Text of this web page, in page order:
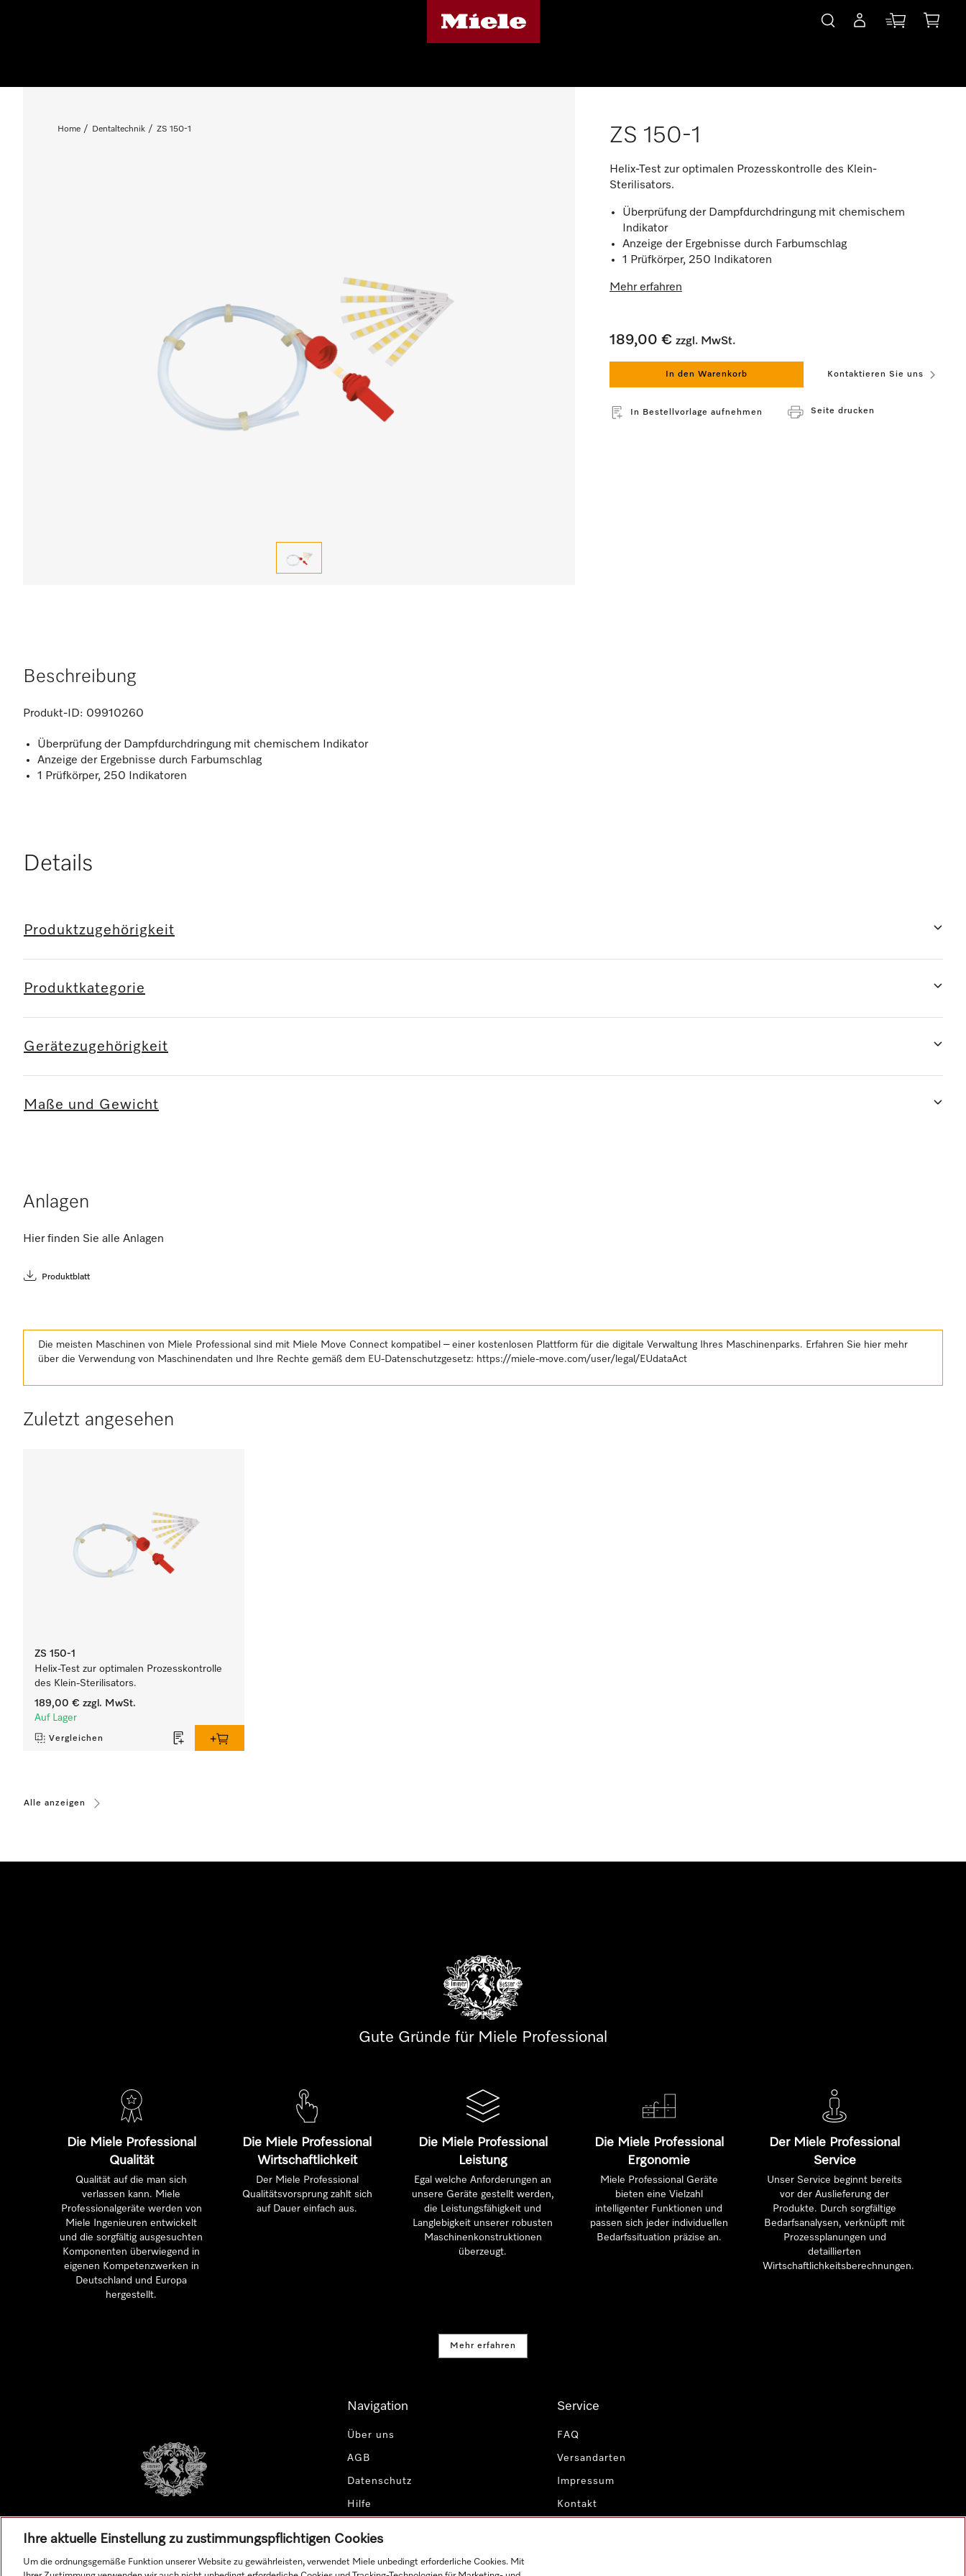
Home Dentaltechnik ZS 150-1 ZS 150-1
Helix-Test zur optimalen Prozesskontrolle des Klein-
Sterilisators.
Überprüfung der Dampfdurchdringung mit chemischem
Indikator
Anzeige der Ergebnisse durch Farbumschlag
1 Prüfkörper, 250 Indikatoren
Mehr erfahren
189,00 € zzgl. MwSt.
In den Warenkorb Kontaktieren Sie uns
In Bestellvorlage aufnehmen Seite drucken
Beschreibung
Produkt-ID: 09910260
Überprüfung der Dampfdurchdringung mit chemischem Indikator
Anzeige der Ergebnisse durch Farbumschlag
1 Prüfkörper, 250 Indikatoren
Details
Produktzugehörigkeit
Produktkategorie
Gerätezugehörigkeit
Maße und Gewicht
Anlagen
Hier finden Sie alle Anlagen
Produktblatt
Die meisten Maschinen von Miele Professional sind mit Miele Move Connect kompatibel – einer kostenlosen Plattform für die digitale Verwaltung Ihres Maschinenparks. Erfahren Sie hier mehr
über die Verwendung von Maschinendaten und Ihre Rechte gemäß dem EU-Datenschutzgesetz: https://miele-move.com/user/legal/EUdataAct
Zuletzt angesehen
ZS 150-1
Helix-Test zur optimalen Prozesskontrolle
des Klein-Sterilisators.
189,00 € zzgl. MwSt.
Auf Lager
Vergleichen
Alle anzeigen
Gute Gründe für Miele Professional
Die Miele Professional
Qualität
Qualität auf die man sich
verlassen kann. Miele
Professionalgeräte werden von
Miele Ingenieuren entwickelt
und die sorgfältig ausgesuchten
Komponenten überwiegend in
eigenen Kompetenzwerken in
Deutschland und Europa
hergestellt.
Die Miele Professional
Wirtschaftlichkeit
Der Miele Professional
Qualitätsvorsprung zahlt sich
auf Dauer einfach aus.
Die Miele Professional
Leistung
Egal welche Anforderungen an
unsere Geräte gestellt werden,
die Leistungsfähigkeit und
Langlebigkeit unserer robusten
Maschinenkonstruktionen
überzeugt.
Die Miele Professional
Ergonomie
Miele Professional Geräte
bieten eine Vielzahl
intelligenter Funktionen und
passen sich jeder individuellen
Bedarfssituation präzise an.
Der Miele Professional
Service
Unser Service beginnt bereits
vor der Auslieferung der
Produkte. Durch sorgfältige
Bedarfsanalysen, verknüpft mit
Prozessplanungen und
detaillierten
Wirtschaftlichkeitsberechnungen.
Mehr erfahren
Navigation
Über uns
AGB
Datenschutz
Hilfe
Service
FAQ
Versandarten
Impressum
Kontakt
Ihre aktuelle Einstellung zu zustimmungspflichtigen Cookies
Um die ordnungsgemäße Funktion unserer Website zu gewährleisten, verwendet Miele unbedingt erforderliche Cookies. Mit